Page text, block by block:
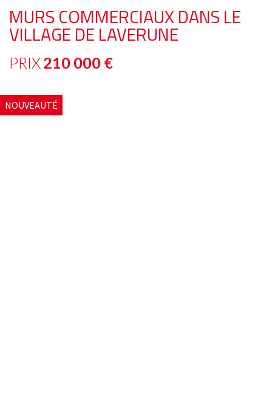
MURS COMMERCIAUX DANS LE
VILLAGE DE LAVERUNE
PRIX210 000 €
NOUVEAUTÉ